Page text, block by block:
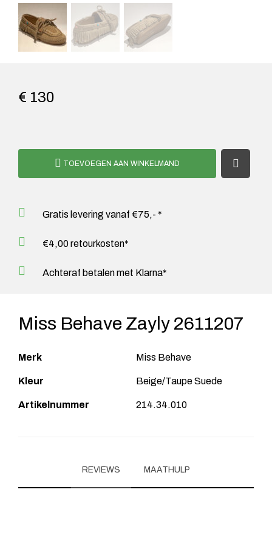
€ 130
TOEVOEGEN AAN WINKELMAND
Gratis levering vanaf €75,- *
€4,00 retourkosten*
Achteraf betalen met Klarna*
Miss Behave Zayly 2611207
Merk Miss Behave
Kleur Beige/Taupe Suede
Artikelnummer 214.34.010
REVIEWS MAATHULP